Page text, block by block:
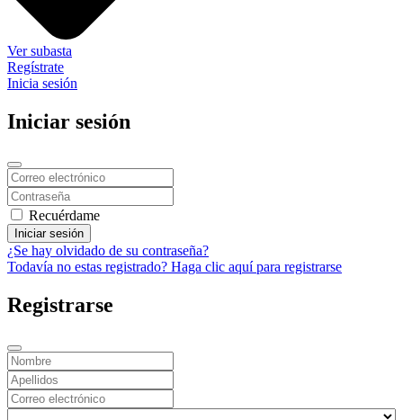
Ver subasta
Regístrate
Inicia sesión
Iniciar sesión
Recuérdame
Iniciar sesión
¿Se hay olvidado de su contraseña?
Todavía no estas registrado? Haga clic aquí para registrarse
Registrarse